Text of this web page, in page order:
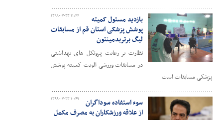
۱۳۹۹-۰۷-۲۳ ۱۱:۴۴
بازدید مسئول کمیته
پوشش پزشکی استان قم از مسابقات
لیگ برتربدمینتون
نظارت بر رعایت پروتکل های بهداشتی
در مسابقات ورزشی الویت کمیته پوشش
پزشکی مسابقات است
۱۳۹۹-۰۷-۲۳ ۱۰:۴۹
سوء استفاده سوداگران
از علاقه ورزشکاران به مصرف مکمل